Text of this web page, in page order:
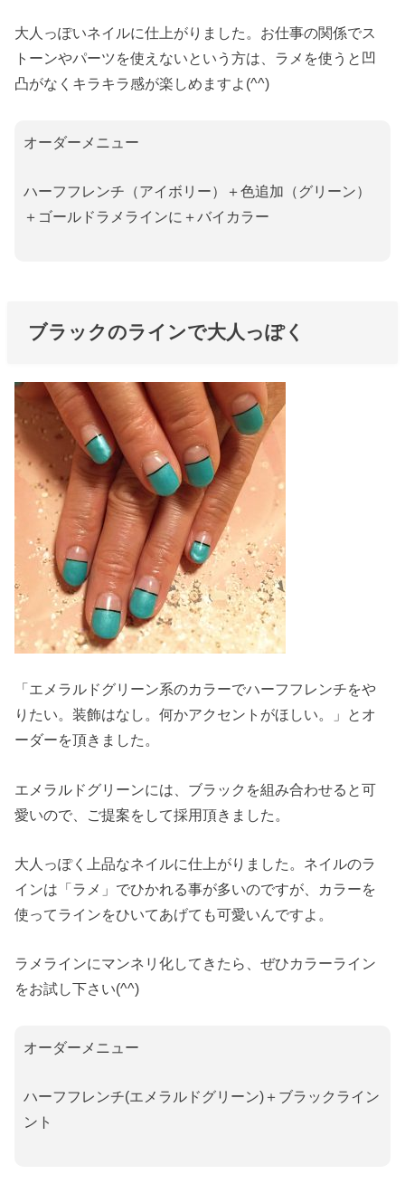
大人っぽいネイルに仕上がりました。 お仕事の関係でス
トーンやパーツを使えないという方は、ラメを使うと凹
凸がなくキラキラ感が楽しめますよ(^^)
オーダーメニュー
ハーフフレンチ（アイボリー）＋色追加（グリーン）
＋ゴールドラメラインに＋バイカラー
ブラックのラインで大人っぽく
「エメラルドグリーン系のカラーでハーフフレンチをや
りたい。装飾はなし。何かアクセントがほしい。」とオ
ーダーを頂きました。
エメラルドグリーンには、ブラックを組み合わせると可
愛いので、ご提案をして採用頂きました。
大人っぽく上品なネイルに仕上がりました。 ネイルのラ
インは「ラメ」でひかれる事が多いのですが、カラーを
使ってラインをひいてあげても可愛いんですよ。
ラメラインにマンネリ化してきたら、ぜひカラーライン
をお試し下さい(^^)
オーダーメニュー
ハーフフレンチ(エメラルドグリーン)＋ブラックライン
ント